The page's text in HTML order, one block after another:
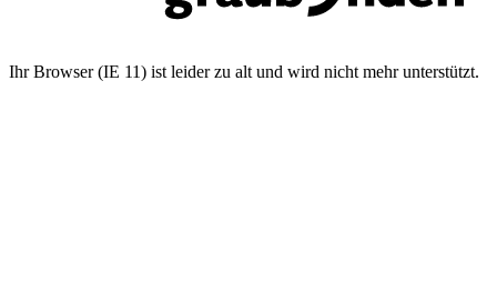
Ihr Browser (IE 11) ist leider zu alt und wird nicht mehr unterstützt.